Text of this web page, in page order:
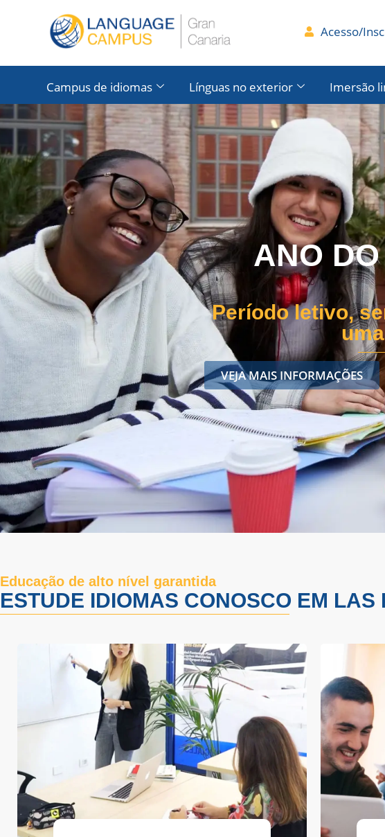
Acesso/
Campus de idiomas Línguas no exterior Imersão
ANO DO
Um ano inteiro,
Educação de alto nível garantida
ESTUDE IDIOMAS CONOSCO EM